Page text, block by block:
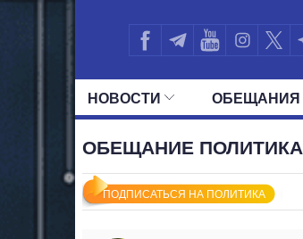
НОВОСТИ ОБЕЩАНИЯ
ОБЕЩАНИЕ ПОЛИТИКА
ПОДПИСАТЬСЯ НА ПОЛИТИКА